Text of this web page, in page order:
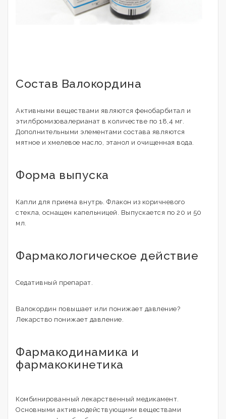
Состав Валокордина
Активными веществами являются фенобарбитал и
этилбромизовалерианат в количестве по 18,4 мг.
Дополнительными элементами состава являются
мятное и хмелевое масло, этанол и очищенная вода.
Форма выпуска
Капли для приема внутрь. Флакон из коричневого
стекла, оснащен капельницей. Выпускается по 20 и 50
мл.
Фармакологическое действие
Седативный препарат.
Валокордин повышает или понижает давление?
Лекарство понижает давление.
Фармакодинамика и
фармакокинетика
Комбинированный лекарственный медикамент.
Основными активнодействующими веществами